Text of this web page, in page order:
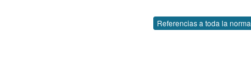
Referencias a toda la norma